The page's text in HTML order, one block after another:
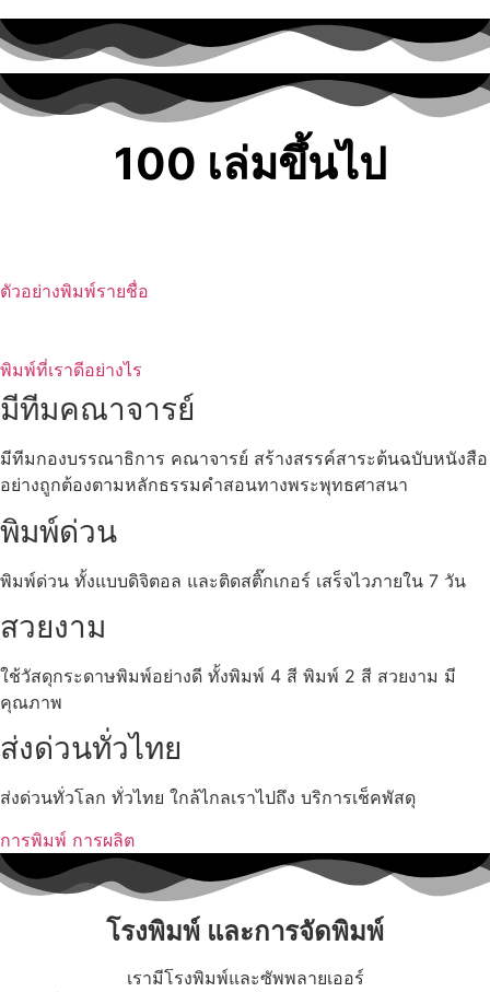
100 เล่มขึ้นไป
ตัวอย่างพิมพ์รายชื่อ
พิมพ์ที่เราดีอย่างไร
มีทีมคณาจารย์
มีทีมกองบรรณาธิการ คณาจารย์ สร้างสรรค์สาระต้นฉบับหนังสือ
อย่างถูกต้องตามหลักธรรมคำสอนทางพระพุทธศาสนา
พิมพ์ด่วน
พิมพ์ด่วน ทั้งแบบดิจิตอล และติดสติ๊กเกอร์ เสร็จไวภายใน 7 วัน
สวยงาม
ใช้วัสดุกระดาษพิมพ์อย่างดี ทั้งพิมพ์ 4 สี พิมพ์ 2 สี สวยงาม มี
คุณภาพ
ส่งด่วนทั่วไทย
ส่งด่วนทั่วโลก ทั่วไทย ใกล้ไกลเราไปถึง บริการเช็คพัสดุ
การพิมพ์ การผลิต
โรงพิมพ์ และการจัดพิมพ์
เรามีโรงพิมพ์และซัพพลายเออร์